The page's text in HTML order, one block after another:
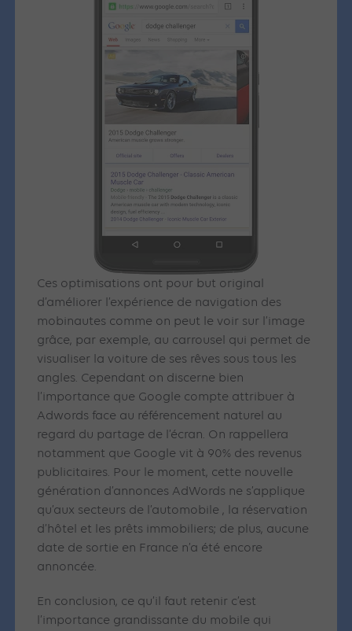
Ces optimisations ont pour but original
d’améliorer l’expérience de navigation des
mobinautes comme on peut le voir sur l’image
grâce, par exemple, au carrousel qui permet de
visualiser la voiture de ses rêves sous tous les
angles. Cependant on discerne bien
l’importance que Google compte attribuer à
Adwords face au référencement naturel au
regard du partage de l’écran. On rappellera
notamment que Google vit à 90% des revenus
publicitaires. Pour le moment, cette nouvelle
génération d’annonces AdWords ne s’applique
qu’aux secteurs de l’automobile , la réservation
d’hôtel et les prêts immobiliers; de plus, aucune
date de sortie en France n’a été encore
annoncée.
En conclusion, ce qu’il faut retenir c’est
l’importance grandissante du mobile qui